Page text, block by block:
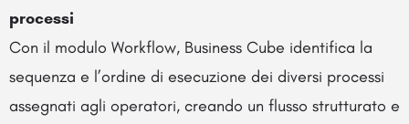
processi
Con il modulo Workflow, Business Cube identifica la
sequenza e l’ordine di esecuzione dei diversi processi
assegnati agli operatori, creando un flusso strutturato e